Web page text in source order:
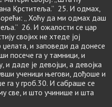
Крститеља.” 25. И одмах,
„ Хоћу да ми одмах даш
26. И ожалости се цар
својих не хтеде јој
и заповеди да донесе
посече га у тамници, и
и даде је девојци, а девојка
ученици његови, дођоше и
га у гроб.30. И сабраше се
све, и што учинише и шта